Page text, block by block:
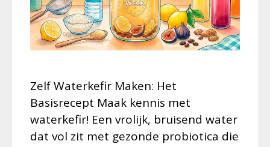
Zelf Waterkefir Maken: Het
Basisrecept Maak kennis met
waterkefir! Een vrolijk, bruisend water
dat vol zit met gezonde probiotica die